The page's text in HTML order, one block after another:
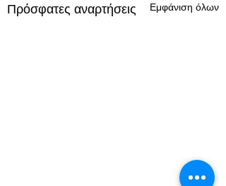
Πρόσφατες αναρτήσεις Εμφάνιση όλων